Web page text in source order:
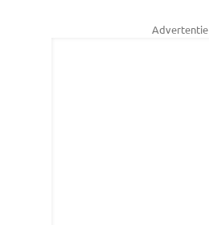
Advertentie